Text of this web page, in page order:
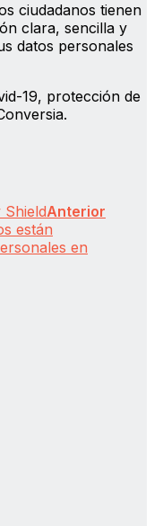
ciudadanos tienen
clara, sencilla y
datos personales
19, protección de
Anterior
están
en